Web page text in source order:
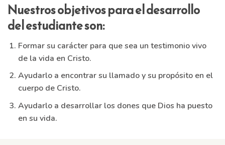
Nuestros objetivos para el desarrollo
del estudiante son:
Formar su carácter para que sea un testimonio vivo
de la vida en Cristo.
Ayudarlo a encontrar su llamado y su propósito en el
cuerpo de Cristo.
Ayudarlo a desarrollar los dones que Dios ha puesto
en su vida.